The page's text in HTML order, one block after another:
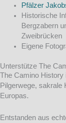
Pfälzer
Historische
Bergzabern
Zweibrücken
Eigene
Unterstütze The
The Camino History
Pilgerwege, sakrale
Europas.
Entstanden aus